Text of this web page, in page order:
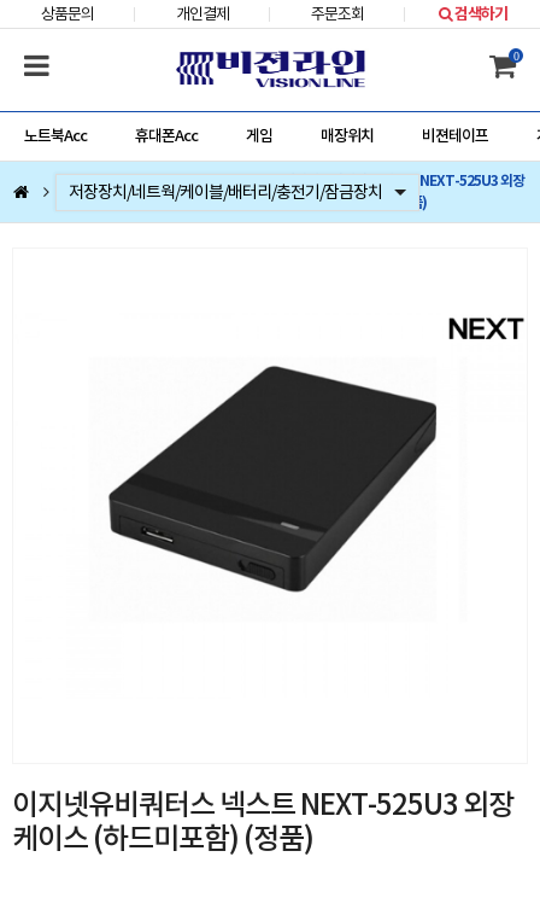
상품문의 개인결제 주문조회 검색하기
0
노트북Acc 휴대폰Acc 게임 매장위치 비젼테이프
컴퓨터부품
베스트 상품
컴퓨터주변기기
저장장치/네트웍/케이블/배터리/충전기/잠금장치
마우스/키보드/키패드/패드/번지/덕/손목받침대/타블렛
스피커/이어폰/헤드셋/거치대/마이크
게임
노트북Acc
게임슬라이더
휴대폰Acc
이지넷유비쿼터스 넥스트 NEXT-525U3 외장
케이스 (하드미포함) (정품)
이지넷유비쿼터스 넥스트 NEXT-525U3 외장
케이스 (하드미포함) (정품)